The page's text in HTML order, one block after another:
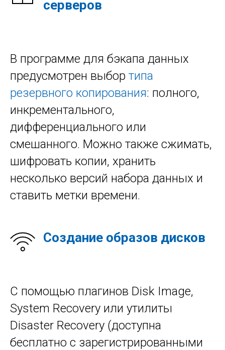
серверов
В программе для бэкапа данных
предусмотрен выбор типа
резервного копирования: полного,
инкрементального,
дифференциального или
смешанного. Можно также сжимать,
шифровать копии, хранить
несколько версий набора данных и
ставить метки времени.
Создание образов дисков
С помощью плагинов Disk Image,
System Recovery или утилиты
Disaster Recovery (доступна
бесплатно с зарегистрированными